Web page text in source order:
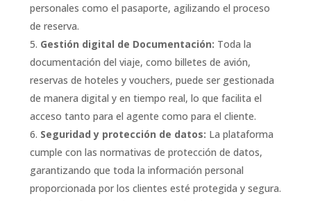
personales como el pasaporte, agilizando el proceso
de reserva.
Gestión digital de Documentación: Toda la
documentación del viaje, como billetes de avión,
reservas de hoteles y vouchers, puede ser gestionada
de manera digital y en tiempo real, lo que facilita el
acceso tanto para el agente como para el cliente.
Seguridad y protección de datos: La plataforma
cumple con las normativas de protección de datos,
garantizando que toda la información personal
proporcionada por los clientes esté protegida y segura.